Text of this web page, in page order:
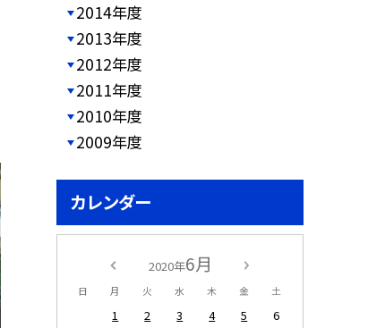
2014年度
2013年度
2012年度
2011年度
2010年度
2009年度
カレンダー
2020年6月
日 月 火 水 木 金 土
1 2 3 4 5
6